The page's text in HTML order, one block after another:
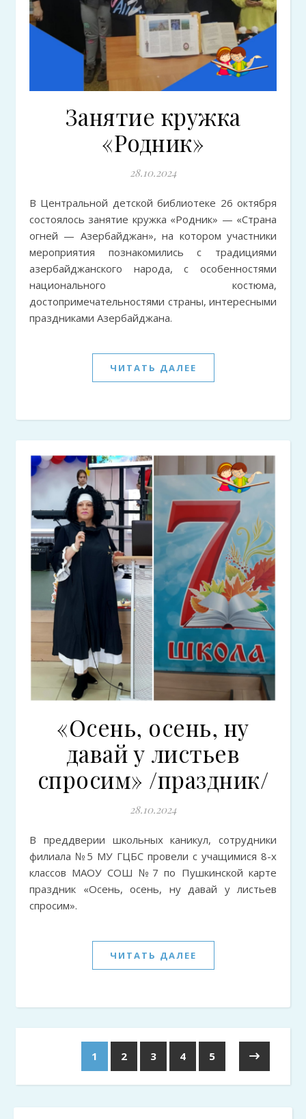
Занятие кружка
«Родник»
28.10.2024
В Центральной детской библиотеке 26 октября
состоялось занятие кружка «Родник» — «Страна
огней — Азербайджан», на котором участники
мероприятия познакомились с традициями
азербайджанского народа, с особенностями
национального костюма,
достопримечательностями страны, интересными
праздниками Азербайджана.
ЧИТАТЬ ДАЛЕЕ
«Осень, осень, ну
давай у листьев
спросим» /праздник/
28.10.2024
В преддверии школьных каникул, сотрудники
филиала №5 МУ ГЦБС провели с учащимися 8-х
классов МАОУ СОШ №7 по Пушкинской карте
праздник «Осень, осень, ну давай у листьев
спросим».
ЧИТАТЬ ДАЛЕЕ
1 2 3 4 5